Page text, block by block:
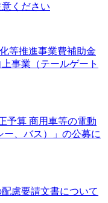
ください
等推進事業費補助金
事業（テールゲート
予算 商用車等の電動
、バス）」の公募に
慮要請文書について